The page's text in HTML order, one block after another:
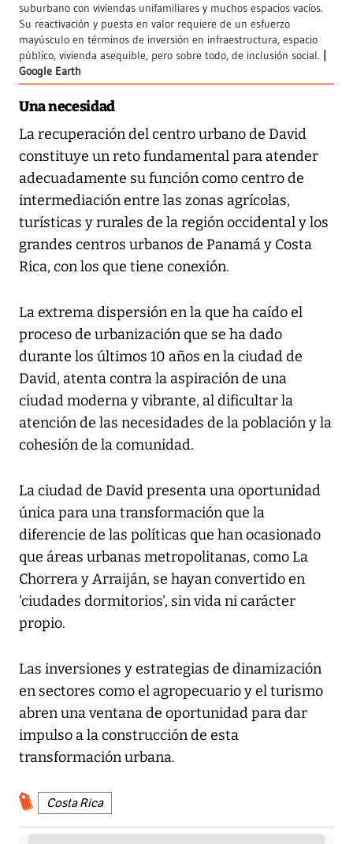
suburbano con viviendas unifamiliares y muchos espacios vacíos.
Su reactivación y puesta en valor requiere de un esfuerzo
mayúsculo en términos de inversión en infraestructura, espacio
público, vivienda asequible, pero sobre todo, de inclusión social.
Google Earth
Una necesidad
La recuperación del centro urbano de David
constituye un reto fundamental para atender
adecuadamente su función como centro de
intermediación entre las zonas agrícolas,
turísticas y rurales de la región occidental y los
grandes centros urbanos de Panamá y Costa
Rica, con los que tiene conexión.
La extrema dispersión en la que ha caído el
proceso de urbanización que se ha dado
durante los últimos 10 años en la ciudad de
David, atenta contra la aspiración de una
ciudad moderna y vibrante, al dificultar la
atención de las necesidades de la población y la
cohesión de la comunidad.
La ciudad de David presenta una oportunidad
única para una transformación que la
diferencie de las políticas que han ocasionado
que áreas urbanas metropolitanas, como La
Chorrera y Arraiján, se hayan convertido en
'ciudades dormitorios', sin vida ni carácter
propio.
Las inversiones y estrategias de dinamización
en sectores como el agropecuario y el turismo
abren una ventana de oportunidad para dar
impulso a la construcción de esta
transformación urbana.
Costa Rica